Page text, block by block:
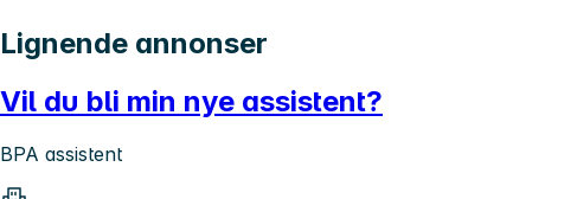
Lignende annonser
Vil du bli min nye assistent?
BPA assistent